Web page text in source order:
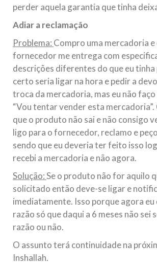
perder aquela garantia que tinha
Adiar a reclamação
Problema: Compro uma mercadoria e
fornecedor me entrega com
descrições diferentes do que eu tinha
certo seria ligar na hora e pedir a
troca da mercadoria, mas eu não faço
“Vou tentar vender esta
que o produto não sai e não consigo
ligo para o fornecedor, reclamo e
sendo que eu deveria ter feito isso
recebi a mercadoria e não agora.
Solução:Se o produto não for aquilo
solicitado então deve-se ligar e
imediatamente. Isso porque agora eu
razão só que daqui a 6 meses não sei
razão ou não.
O assunto terá continuidade na
Inshallah.